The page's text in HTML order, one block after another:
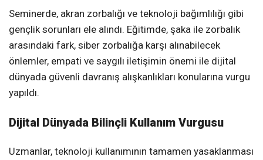
Seminerde, akran zorbalığı ve teknoloji bağımlılığı gibi
gençlik sorunları ele alındı. Eğitimde, şaka ile zorbalık
arasındaki fark, siber zorbalığa karşı alınabilecek
önlemler, empati ve saygılı iletişimin önemi ile dijital
dünyada güvenli davranış alışkanlıkları konularına vurgu
yapıldı.
Dijital Dünyada Bilinçli Kullanım Vurgusu
Uzmanlar, teknoloji kullanımının tamamen yasaklanması